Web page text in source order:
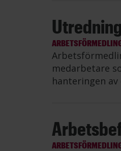
medarbetare
hanteringen